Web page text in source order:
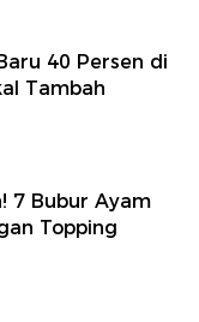
40 Persen di
Tambah
7 Bubur Ayam
Topping